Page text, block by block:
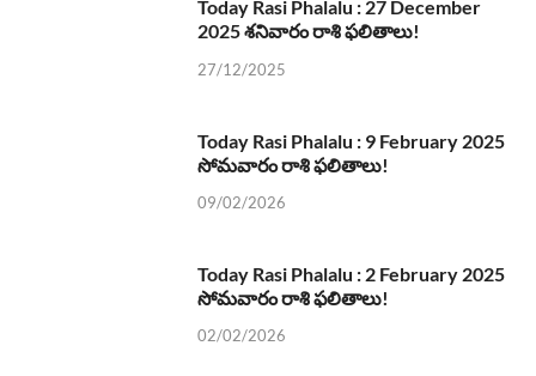
Today Rasi Phalalu : 27 December
2025 శనివారం రాశి ఫలితాలు!
27/12/2025
Today Rasi Phalalu : 9 February 2025
సోమవారం రాశి ఫలితాలు!
09/02/2026
Today Rasi Phalalu : 2 February 2025
సోమవారం రాశి ఫలితాలు!
02/02/2026